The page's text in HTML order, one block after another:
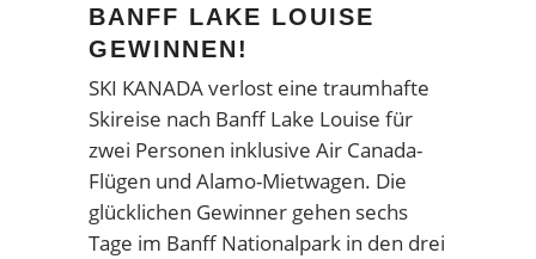
BANFF LAKE LOUISE
GEWINNEN!
SKI KANADA verlost eine traumhafte
Skireise nach Banff Lake Louise für
zwei Personen inklusive Air Canada-
Flügen und Alamo-Mietwagen. Die
glücklichen Gewinner gehen sechs
Tage im Banff Nationalpark in den drei